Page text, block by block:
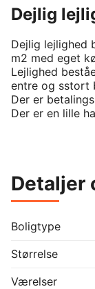
Dejlig
Dejlig lejlighed
m2 med eget
Lejlighed
entre og sstort
Der er
Der er en lille
Detaljer
Boligtype
Størrelse
Værelser